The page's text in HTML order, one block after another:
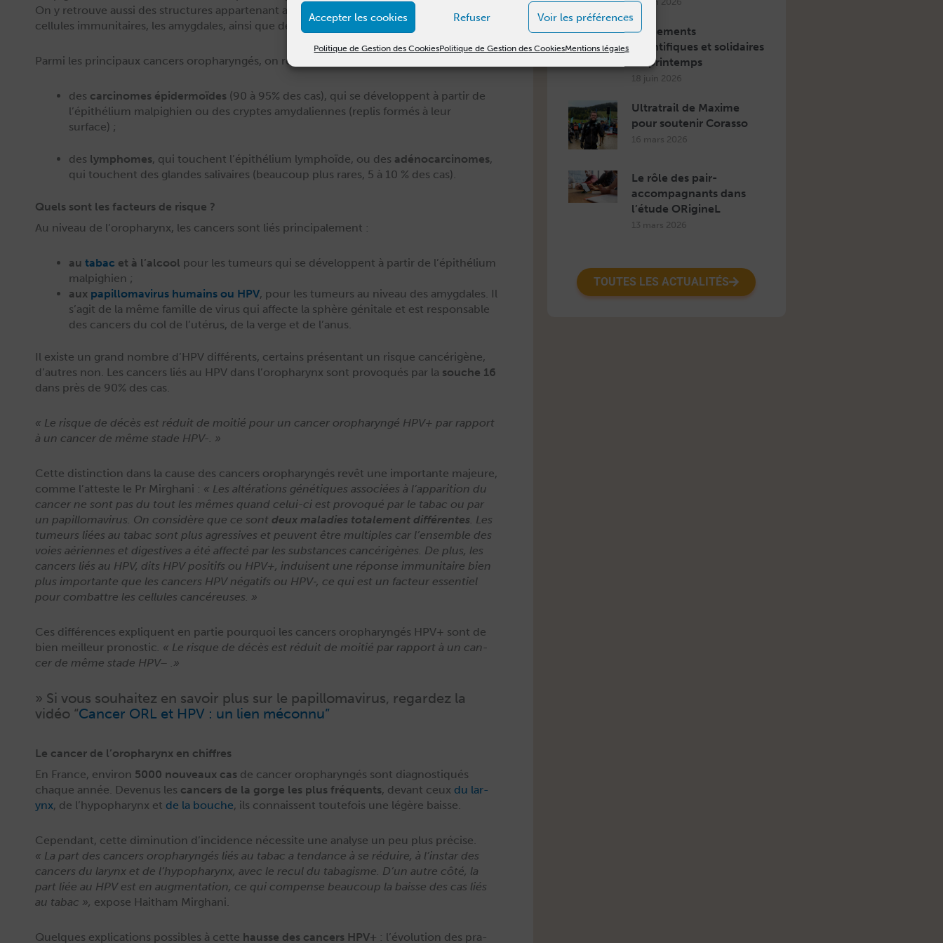
Accepter les cookies Refuser Voir les préférences
Politique de Gestion des CookiesPolitique de Gestion des CookiesMentions légales
On y retrou­ve aus­si des struc­tures appar­tenant au sys­tème lym­phoïde (qui con­tient des
cel­lules immu­ni­taires, les amyg­dales, ain­si que des glan­des sali­vaires accessoires).
Par­mi les prin­ci­paux can­cers oropharyn­gés, on retrou­ve donc :
des car­ci­nomes épi­der­moïdes (90 à 95% des cas), qui se dévelop­pent à par­tir de
l’épithélium malpighien ou des cryptes amy­dali­ennes (replis for­més à leur
surface) ;
des lym­phomes, qui touchent l’épithélium lym­phoïde, ou des adéno­car­ci­nomes,
qui touchent des glan­des sali­vaires (beau­coup plus rares, 5 à 10 % des cas).
Quels sont les facteurs de risque ?
Au niveau de l’oropharynx, les can­cers sont liés principalement :
au tabac et à l’alcool pour les tumeurs qui se dévelop­pent à par­tir de l’épithélium
malpighien ;
aux papil­lo­mavirus humains ou HPV, pour les tumeurs au niveau des amyg­dales. Il
s’agit de la même famille de virus qui affecte la sphère géni­tale et est respon­s­able
des can­cers du col de l’utérus, de la verge et de l’anus.
Il existe un grand nom­bre d’HPV dif­férents, cer­tains présen­tant un risque can­cérigène,
d’autres non. Les can­cers liés au HPV dans l’oropharynx sont provo­qués par la souche 16
dans près de 90% des cas.
« Le risque de décès est réduit de moitié pour un can­cer oropharyn­gé HPV+ par rap­port
à un can­cer de même stade HPV-. »
Cette dis­tinc­tion dans la cause des can­cers oropharyn­gés revêt une impor­tante majeure,
comme l’atteste le Pr Mirghani : « Les altéra­tions géné­tiques asso­ciées à l’apparition du
can­cer ne sont pas du tout les mêmes quand celui-ci est provo­qué par le tabac ou par
un papil­lo­mavirus. On con­sid­ère que ce sont deux mal­adies totale­ment dif­férentes. Les
tumeurs liées au tabac sont plus agres­sives et peu­vent être mul­ti­ples car l’ensemble des
voies aéri­ennes et diges­tives a été affec­té par les sub­stances can­cérigènes. De plus, les
can­cers liés au HPV, dits HPV posi­tifs ou HPV+, induisent une réponse immu­ni­taire bien
plus impor­tante que les can­cers HPV négat­ifs ou HPV‑, ce qui est un fac­teur essen­tiel
pour com­bat­tre les cel­lules cancéreuses. »
Ces dif­férences expliquent en par­tie pourquoi les can­cers oropharyn­gés HPV+ sont de
bien meilleur pronos­tic. « Le risque de décès est réduit de moitié par rap­port à un can­
cer de même stade HPV– .»
» Si vous souhaitez en savoir plus sur le papil­lo­mavirus, regardez la
vidéo “Can­cer ORL et HPV : un lien méconnu”
Le cancer de l’oropharynx en chiffres
En France, env­i­ron 5000 nou­veaux cas de can­cer oropharyn­gés sont diag­nos­tiqués
chaque année. Devenus les can­cers de la gorge les plus fréquents, devant ceux du lar­
ynx, de l’hypopharynx et de la bouche, ils con­nais­sent toute­fois une légère baisse.
Cepen­dant, cette diminu­tion d’incidence néces­site une analyse un peu plus pré­cise.
« La part des can­cers oropharyn­gés liés au tabac a ten­dance à se réduire, à l’instar des
can­cers du lar­ynx et de l’hypopharynx, avec le recul du tabag­isme. D’un autre côté, la
part liée au HPV est en aug­men­ta­tion, ce qui com­pense beau­coup la baisse des cas liés
au tabac », expose Haitham Mirghani.
Quelques expli­ca­tions pos­si­bles à cette hausse des can­cers HPV+ : l’évolution des pra­
Évènements
scientifiques et solidaires
du printemps
18 juin 2026
Ultratrail de Maxime
pour soutenir Corasso
16 mars 2026
Le rôle des pair-
accompagnants dans
l’étude ORigineL
13 mars 2026
TOUTES LES ACTUALITÉS